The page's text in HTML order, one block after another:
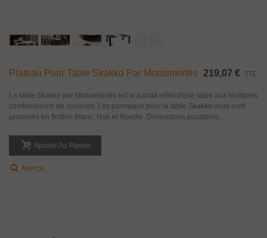
Plateau Pour Table Skakko Par Motusmentis 219,07 € TTC
La table Skakko par Motusmentis est le parfait reflet d'une table aux multiples
combinaisons de couleurs. Les panneaux pour la table Skakko vous sont
proposés en finition Blanc, Noir et Rouille. Dimensions possibles...
Ajouter Au Panier
Aperçu